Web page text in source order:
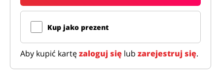
Kup jako prezent
Aby kupić kartęzaloguj się lub zarejestruj się.